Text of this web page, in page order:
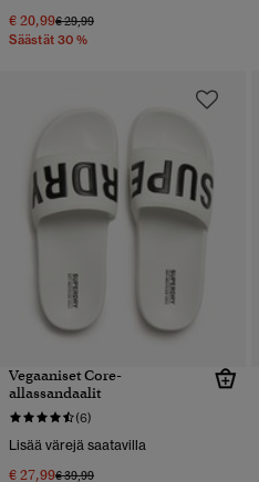
€ 20,99Hinta alennettu hinnasta
€ 29,99hintaan
Säästät 30 %
Vegaaniset Core-
allassandaalit
(6)
Lisää värejä saatavilla
€ 27,99Hinta alennettu hinnasta
€ 39,99hintaan